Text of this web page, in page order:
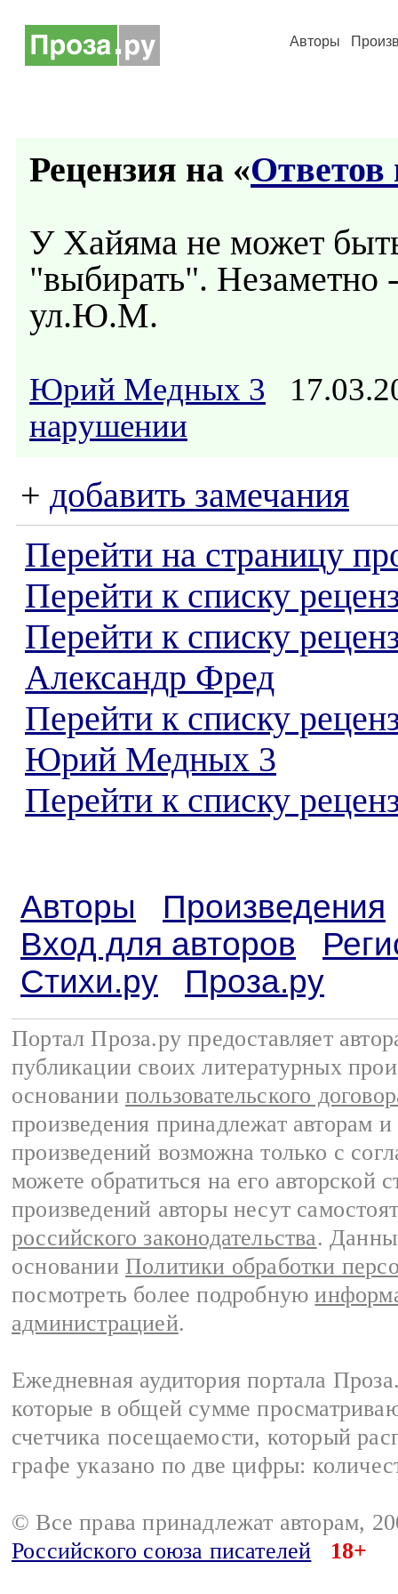
Авторы
Рецензия на «Ответов
У Хайяма не может
"выбирать". Незаметно
ул.Ю.М.
Юрий Медных 3
нарушении
+ добавить замечания
Перейти на страницу
Перейти к списку
Перейти к списку
Александр Фред
Перейти к списку
Юрий Медных 3
Перейти к списку
Авторы
Произведения
Вход для авторов
Стихи.ру
Проза.ру
Портал Проза.ру предоставляет
публикации своих литературных
основании пользовательского
произведения принадлежат авторам
произведений возможна только с
можете обратиться на его авторской
произведений авторы несут
российского законодательства.
основании Политики обработки
посмотреть более подробную
администрацией.
Ежедневная аудитория портала
которые в общей сумме
счетчика посещаемости, который
графе указано по две цифры:
© Все права принадлежат авторам,
Российского союза писателей
18+